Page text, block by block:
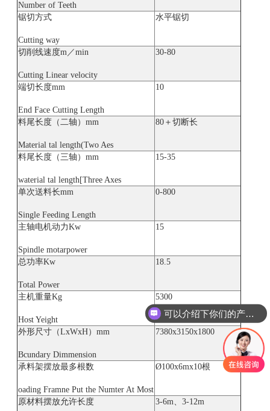
Number of Teeth
锯切方式
Cutting way
水平锯切
切削线速度m／min
Cutting Linear velocity
30-80
端切长度mm
End Face Cutting Length
10
料尾长度（二轴）mm
Material tal length(Two Aes
80＋切断长
料尾长度（三轴）mm
waterial tal length[Three Axes
15-35
单次送料长mm
Single Feeding Length
0-800
主轴电机动力Kw
Spindle motarpower
15
总功率Kw
Total Power
18.5
主机重量Kg
Host Yeight
5300
外形尺寸（LxWxH）mm
Bcundary Dimmension
7380x3150x1800
承料架摆放最多根数
oading Framne Put the Numter At Most
Ø100x6mx10根
原材料摆放允许长度 3-6m、3-12m
可以介绍下你们的产品么